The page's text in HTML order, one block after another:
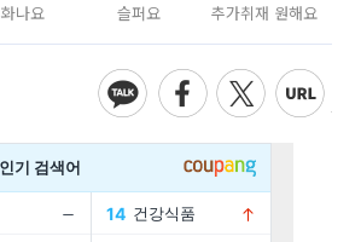
화나요 슬퍼요 추가취재 원해요